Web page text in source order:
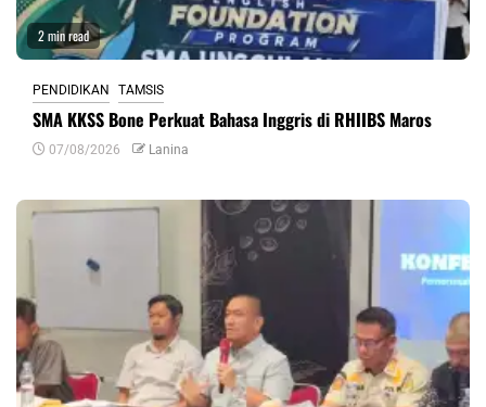
2 min read
PENDIDIKAN TAMSIS
SMA KKSS Bone Perkuat Bahasa Inggris di RHIIBS Maros
07/08/2026 Lanina